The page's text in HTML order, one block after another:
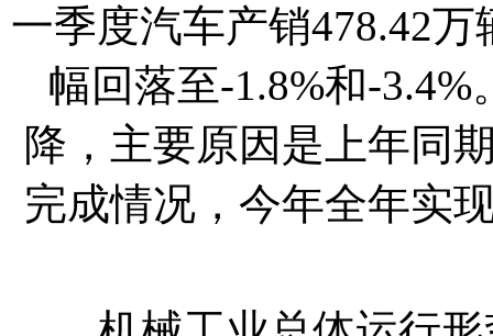
一季度汽车产销478.42
幅回落至-1.8%和-
降，主要原因是上年同
完成情况，今年全年实